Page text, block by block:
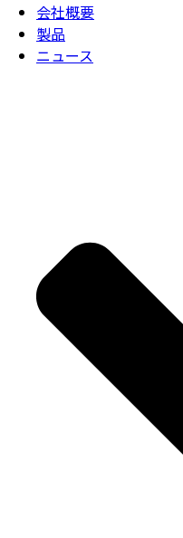
会社概要
製品
ニュース